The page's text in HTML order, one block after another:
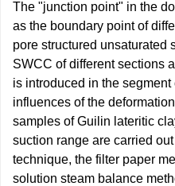
The "junction point" in the
as the boundary point of
pore structured unsaturated
SWCC of different sections
is introduced in the
influences of the
samples of Guilin lateritic
suction range are carried
technique, the filter paper
solution steam balance